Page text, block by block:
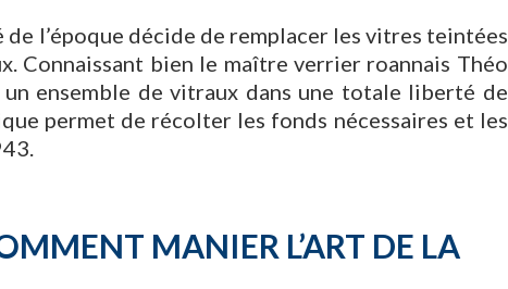
de l’époque décide de remplacer les vitres teintées
Connaissant bien le maître verrier roannais Théo
ensemble de vitraux dans une totale liberté de
permet de récolter les fonds nécessaires et les
MANIER L’ART DE LA